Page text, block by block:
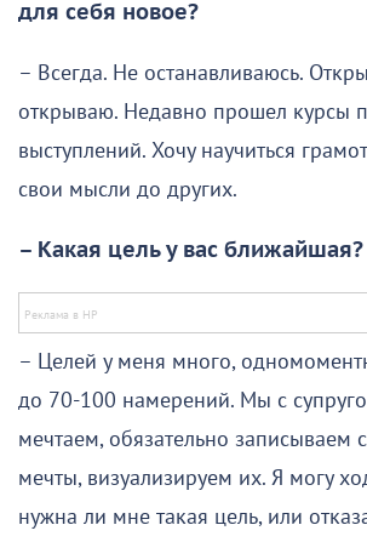
для себя новое?
– Всегда. Не останавливаюсь.
открываю. Недавно прошел курсы
выступлений. Хочу научиться
свои мысли до других.
– Какая цель у вас ближайшая?
– Целей у меня много,
до 70-100 намерений. Мы с
мечтаем, обязательно записываем
мечты, визуализируем их. Я могу
нужна ли мне такая цель, или